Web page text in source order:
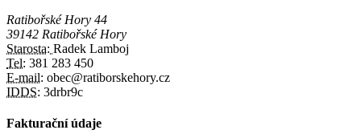
Ratibořské Hory 44
39142 Ratibořské Hory
Starosta: Radek Lamboj
Tel: 381 283 450
E-mail: obec@ratiborskehory.cz
IDDS: 3drbr9c
Fakturační údaje